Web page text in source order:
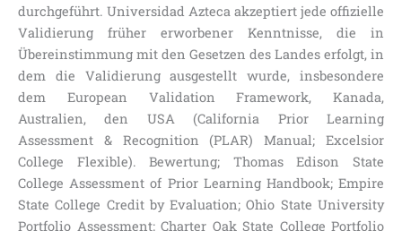
durchgeführt. Universidad Azteca akzeptiert jede offizielle
Validierung früher erworbener Kenntnisse, die in
Übereinstimmung mit den Gesetzen des Landes erfolgt, in
dem die Validierung ausgestellt wurde, insbesondere
dem European Validation Framework, Kanada,
Australien, den USA (California Prior Learning
Assessment & Recognition (PLAR) Manual; Excelsior
College Flexible). Bewertung; Thomas Edison State
College Assessment of Prior Learning Handbook; Empire
State College Credit by Evaluation; Ohio State University
Portfolio Assessment; Charter Oak State College Portfolio